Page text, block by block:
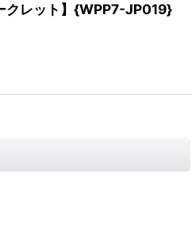
クレット】{WPP7-JP019}